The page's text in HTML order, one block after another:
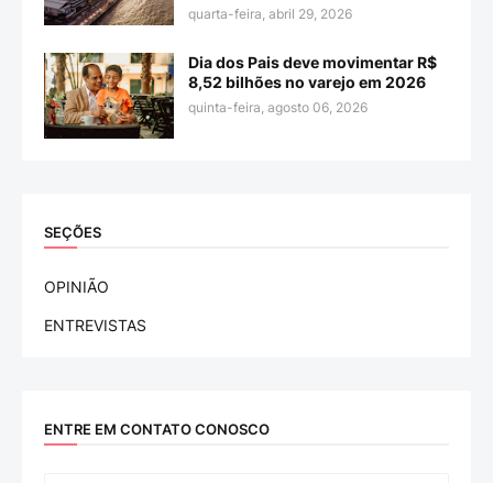
quarta-feira, abril 29, 2026
Dia dos Pais deve movimentar R$
8,52 bilhões no varejo em 2026
quinta-feira, agosto 06, 2026
SEÇÕES
OPINIÃO
ENTREVISTAS
ENTRE EM CONTATO CONOSCO